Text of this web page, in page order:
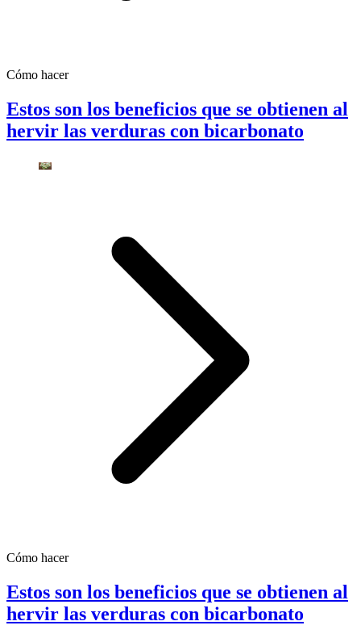
Cómo hacer
Estos son los beneficios que se obtienen al
hervir las verduras con bicarbonato
Cómo hacer
Estos son los beneficios que se obtienen al
hervir las verduras con bicarbonato